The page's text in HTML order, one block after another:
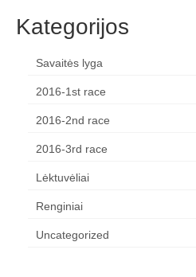
Kategorijos
Savaitės lyga
2016-1st race
2016-2nd race
2016-3rd race
Lėktuvėliai
Renginiai
Uncategorized